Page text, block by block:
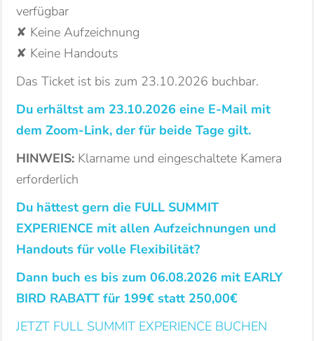
verfügbar
✘ Keine Aufzeichnung
✘ Keine Handouts
Das Ticket ist bis zum 23.10.2026 buchbar.
Du erhältst am 23.10.2026 eine E-Mail mit
dem Zoom-Link, der für beide Tage gilt.
HINWEIS: Klarname und eingeschaltete Kamera
erforderlich
Du hättest gern die FULL SUMMIT
EXPERIENCE mit allen Aufzeichnungen und
Handouts für volle Flexibilität?
Dann buch es bis zum 06.08.2026 mit EARLY
BIRD RABATT für 199€ statt 250,00€
JETZT FULL SUMMIT EXPERIENCE BUCHEN